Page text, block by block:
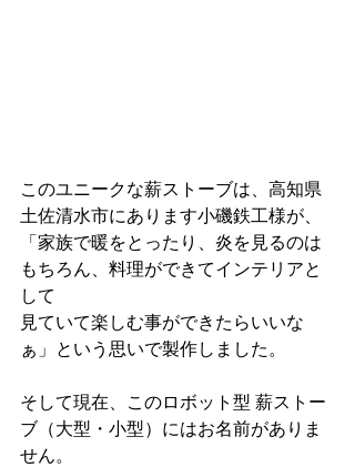
このユニークな薪ストーブは、高知県
土佐清水市にあります小磯鉄工様が、
「家族で暖をとったり、炎を見るのは
もちろん、料理ができてインテリアと
して
見ていて楽しむ事ができたらいいな
ぁ」という思いで製作しました。
そして現在、このロボット型 薪ストー
ブ（大型・小型）にはお名前がありま
せん。